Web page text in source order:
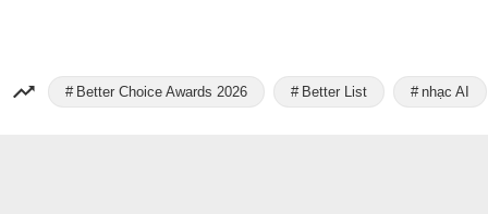
Better Choice Awards 2026 Better List nhạc AI